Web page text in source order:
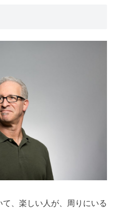
、楽しい人が、周りにいる